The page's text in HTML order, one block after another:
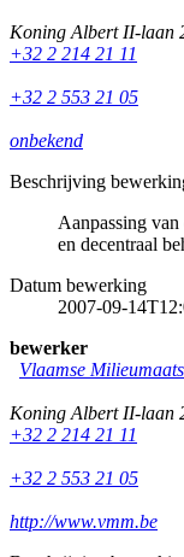
Koning Albert II-laan
+32 2 214 21 11
+32 2 553 21 05
onbekend
Beschrijving
Aanpassing
en decentraal
Datum bewerking
2007-09-
bewerker
Vlaamse
Koning Albert II-laan
+32 2 214 21 11
+32 2 553 21 05
http://www.vmm.be